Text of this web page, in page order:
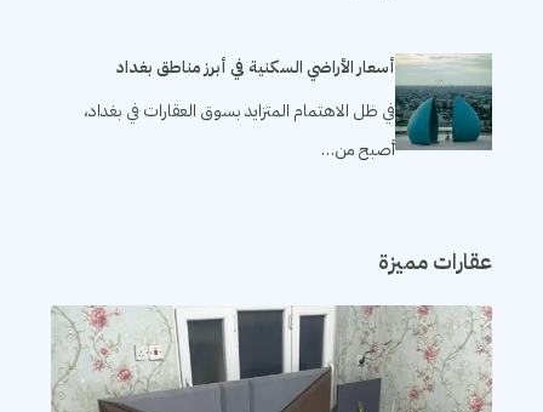
أسعار الأراضي السكنية في أبرز مناطق بغداد
في ظل الاهتمام المتزايد بسوق العقارات في بغداد،
أصبح من…
عقارات مميزة